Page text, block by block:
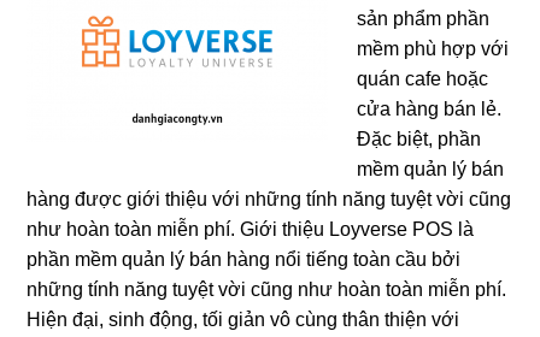
sản phẩm phần
mềm phù hợp với
quán cafe hoặc
cửa hàng bán lẻ.
Đặc biệt, phần
mềm quản lý bán
hàng được giới thiệu với những tính năng tuyệt vời cũng
như hoàn toàn miễn phí. Giới thiệu Loyverse POS là
phần mềm quản lý bán hàng nổi tiếng toàn cầu bởi
những tính năng tuyệt vời cũng như hoàn toàn miễn phí.
Hiện đại, sinh động, tối giản vô cùng thân thiện với